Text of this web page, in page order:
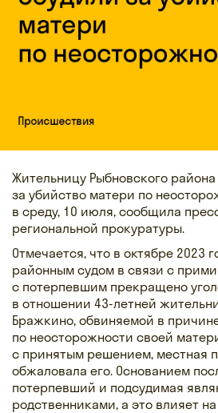
Жительницу Рыбновского
за убийство матери по
в среду, 10 июля, сообщила
региональной прокуратуры.
Отмечается, что в октябре 2023
районным судом в связи с
с потерпевшим прекращено
в отношении 43-летней
Бражкино, обвиняемой в
по неосторожности своей
с принятым решением, местная
обжаловала его. Основанием
потерпевший и подсудимая
родственниками, а это влияет